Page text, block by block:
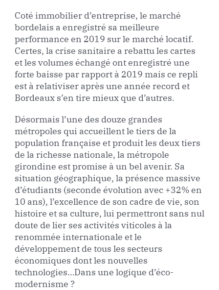
Coté immobilier d’entreprise, le marché
bordelais a enregistré sa meilleure
performance en 2019 sur le marché locatif.
Certes, la crise sanitaire a rebattu les cartes
et les volumes échangé ont enregistré une
forte baisse par rapport à 2019 mais ce repli
est à relativiser après une année record et
Bordeaux s’en tire mieux que d’autres.
Désormais l’une des douze grandes
métropoles qui accueillent le tiers de la
population française et produit les deux tiers
de la richesse nationale, la métropole
girondine est promise à un bel avenir. Sa
situation géographique, la présence massive
d’étudiants (seconde évolution avec +32% en
10 ans), l’excellence de son cadre de vie, son
histoire et sa culture, lui permettront sans nul
doute de lier ses activités viticoles à la
renommée internationale et le
développement de tous les secteurs
économiques dont les nouvelles
technologies…Dans une logique d’éco-
modernisme ?